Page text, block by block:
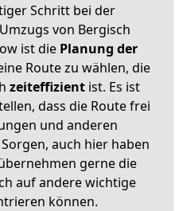
Schritt bei der
von Bergisch
ist die Planung der
Route zu wählen, die
zeiteffizientist. Es ist
dass die Route frei
und anderen
auch hier haben
gerne die
auf andere wichtige
können.